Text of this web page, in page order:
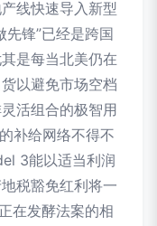
线快速导入新型
先锋”已经是跨国
是每当北美仍在
以避免市场空档
活组合的极智用
补给网络不得不
3能以适当利润
税豁免红利将一
在发酵法案的相